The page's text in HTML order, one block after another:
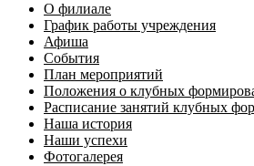
О филиале
График работы учреждения
Афиша
События
План мероприятий
Положения о клубных
Расписание занятий клубных
Наша история
Наши успехи
Фотогалерея